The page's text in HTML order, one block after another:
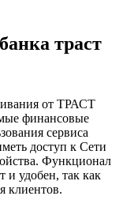
траст
от ТРАСТ
финансовые
сервиса
доступ к Сети
Функционал
и удобен, так как
клиентов.